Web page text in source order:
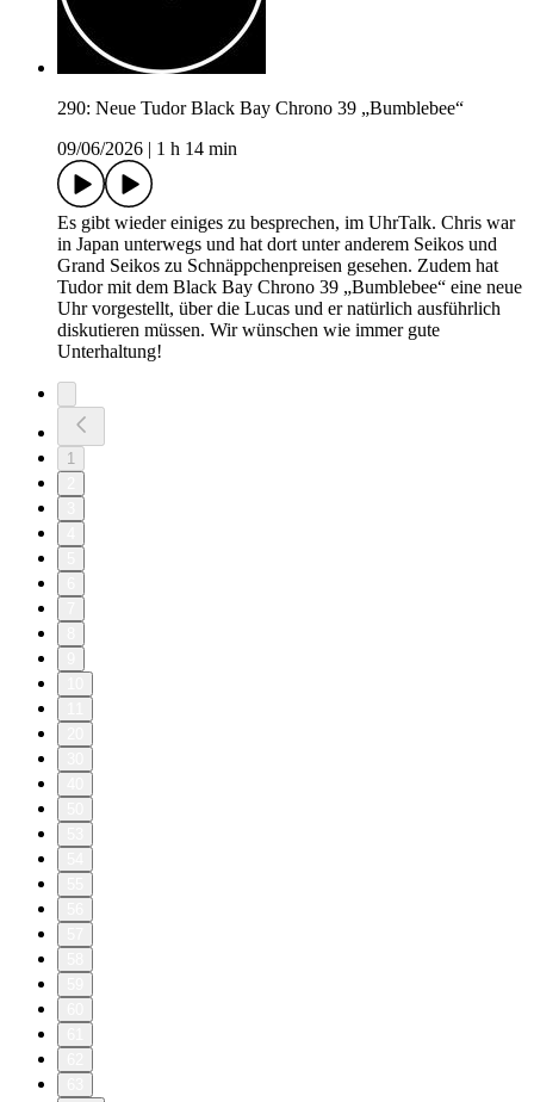
290: Neue Tudor Black Bay Chrono 39 „Bumblebee“
09/06/2026
1 h 14 min
Es gibt wieder einiges zu besprechen, im UhrTalk. Chris war
in Japan unterwegs und hat dort unter anderem Seikos und
Grand Seikos zu Schnäppchenpreisen gesehen. Zudem hat
Tudor mit dem Black Bay Chrono 39 „Bumblebee“ eine neue
Uhr vorgestellt, über die Lucas und er natürlich ausführlich
diskutieren müssen. Wir wünschen wie immer gute
Unterhaltung!
1